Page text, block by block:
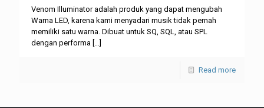
Venom Illuminator adalah produk yang dapat mengubah
Warna LED, karena kami menyadari musik tidak pernah
memiliki satu warna. Dibuat untuk SQ, SQL, atau SPL
dengan performa
Read more